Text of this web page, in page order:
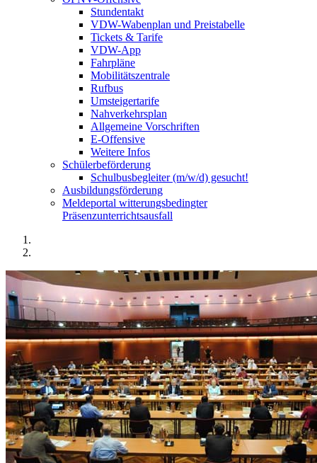
Stundentakt
VDW-Wabenplan und Preistabelle
Tickets & Tarife
VDW-App
Fahrpläne
Mobilitätszentrale
Rufbus
Umsteigertarife
Nahverkehrsplan
Allgemeine Vorschriften
E-Offensive
Weitere Infos
Schülerbeförderung
Schulbusbegleiter (m/w/d) gesucht!
Ausbildungsförderung
Meldeportal witterungsbedingter
Präsenzunterrichtsausfall